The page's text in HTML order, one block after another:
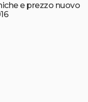
e prezzo nuovo